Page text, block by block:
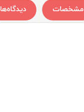
مشخصات دیدگاه‌ها